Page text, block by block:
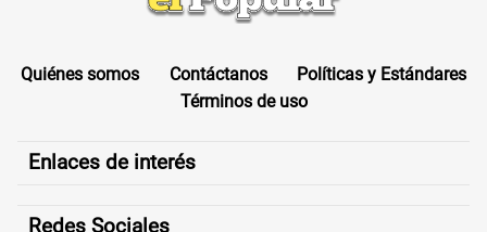
Quiénes somos Contáctanos
Políticas y Estándares
Términos de uso
Enlaces de interés
Redes Sociales